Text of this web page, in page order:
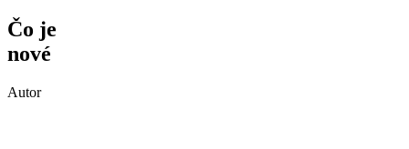
Čo je
nové
Autor